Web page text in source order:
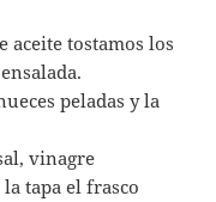
aceite tostamos los
peladas y la
vinagre
tapa el frasco